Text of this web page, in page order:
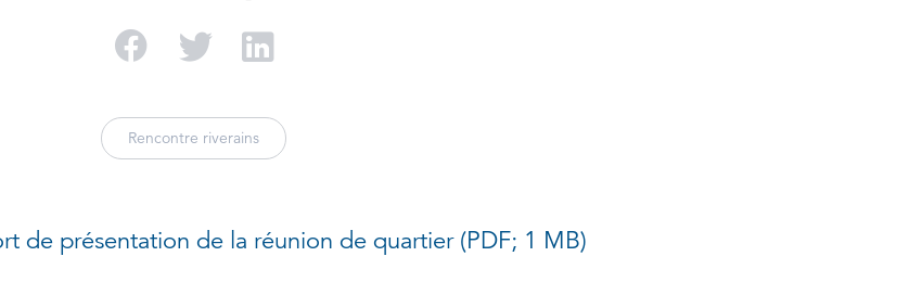
Partager sur Facebook
Partager sur Twitter
Rencontre riverains
de présentation de la réunion de quartier (PDF; 1 MB)